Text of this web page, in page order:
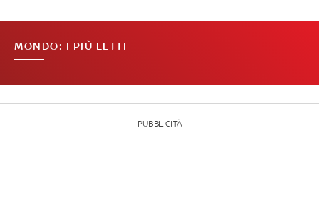
MONDO: I PIÙ LETTI
PUBBLICITÀ